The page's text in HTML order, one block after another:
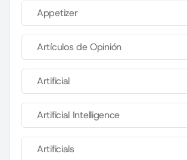
Appetizer
Artículos de Opinión
Artificial
Artificial Intelligence
Artificials